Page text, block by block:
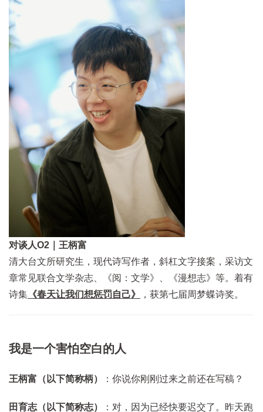
对谈人O2｜王柄富
清大台文所研究生，现代诗写作者，斜杠文字接案，采访文
章常见联合文学杂志、《阅：文学》、《漫想志》等。着有
诗集 《春天让我们想惩罚自己》 ，获第七届周梦蝶诗奖。
我是一个害怕空白的人
王柄富（以下简称柄） ：你说你刚刚过来之前还在写稿？
田育志（以下简称志） ：对，因为已经快要迟交了。昨天跑